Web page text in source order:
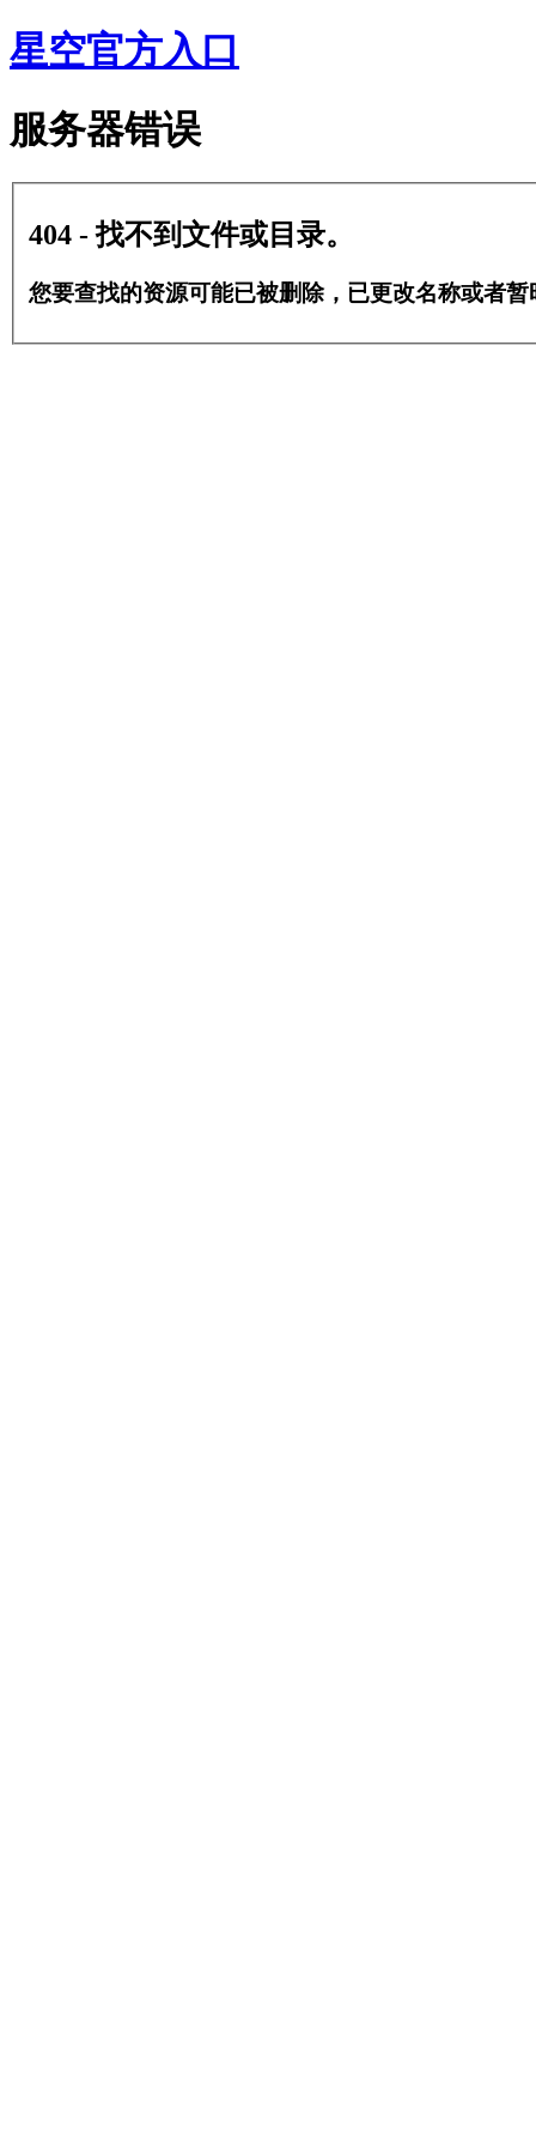
星空官方入口
服务器错误
404 - 找不到文件或目录。
您要查找的资源可能已被删除，已更改名称或者暂